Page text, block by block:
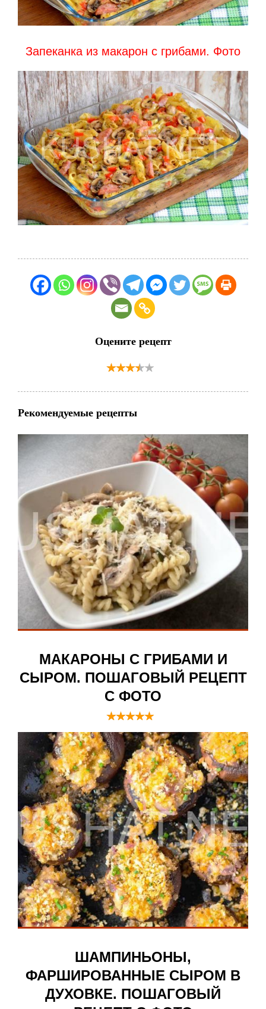
Запеканка из макарон с грибами. Фото
Оцените рецепт
Рекомендуемые рецепты
МАКАРОНЫ С ГРИБАМИ И
СЫРОМ. ПОШАГОВЫЙ РЕЦЕПТ
С ФОТО
ШАМПИНЬОНЫ,
ФАРШИРОВАННЫЕ СЫРОМ В
ДУХОВКЕ. ПОШАГОВЫЙ